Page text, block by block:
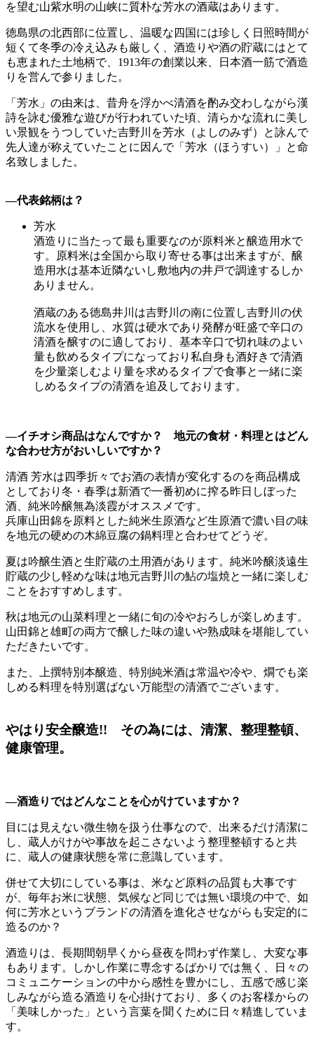
を望む山紫水明の山峡に質朴な芳水の酒蔵はあります。
徳島県の北西部に位置し、温暖な四国には珍しく日照時間が
短くて冬季の冷え込みも厳しく、酒造りや酒の貯蔵にはとて
も恵まれた土地柄で、1913年の創業以来、日本酒一筋で酒造
りを営んで参りました。
「芳水」の由来は、昔舟を浮かべ清酒を酌み交わしながら漢
詩を詠む優雅な遊びが行われていた頃、清らかな流れに美し
い景観をうつしていた吉野川を芳水（よしのみず）と詠んで
先人達が称えていたことに因んで「芳水（ほうすい）」と命
名致しました。
―代表銘柄は？
芳水
酒造りに当たって最も重要なのが原料米と醸造用水で
す。原料米は全国から取り寄せる事は出来ますが、醸
造用水は基本近隣ないし敷地内の井戸で調達するしか
ありません。
酒蔵のある徳島井川は吉野川の南に位置し吉野川の伏
流水を使用し、水質は硬水であり発酵が旺盛で辛口の
清酒を醸すのに適しており、基本辛口で切れ味のよい
量も飲めるタイプになっており私自身も酒好きで清酒
を少量楽しむより量を求めるタイプで食事と一緒に楽
しめるタイプの清酒を追及しております。
―イチオシ商品はなんですか？ 地元の食材・料理とはどん
な合わせ方がおいしいですか？
清酒 芳水は四季折々でお酒の表情が変化するのを商品構成
としており冬・春季は新酒で一番初めに搾る昨日しぼった
酒、純米吟醸無為淡霞がオススメです。
兵庫山田錦を原料とした純米生原酒など生原酒で濃い目の味
を地元の硬めの木綿豆腐の鍋料理と合わせてどうぞ。
夏は吟醸生酒と生貯蔵の土用酒があります。純米吟醸淡遠生
貯蔵の少し軽めな味は地元吉野川の鮎の塩焼と一緒に楽しむ
ことをおすすめします。
秋は地元の山菜料理と一緒に旬の冷やおろしが楽しめます。
山田錦と雄町の両方で醸した味の違いや熟成味を堪能してい
ただきたいです。
また、上撰特別本醸造、特別純米酒は常温や冷や、燗でも楽
しめる料理を特別選ばない万能型の清酒でございます。
やはり安全醸造!! その為には、清潔、整理整頓、
健康管理。
―酒造りではどんなことを心がけていますか？
目には見えない微生物を扱う仕事なので、出来るだけ清潔に
し、蔵人がけがや事故を起こさないよう整理整頓すると共
に、蔵人の健康状態を常に意識しています。
併せて大切にしている事は、米など原料の品質も大事です
が、毎年お米に状態、気候など同じでは無い環境の中で、如
何に芳水というブランドの清酒を進化させながらも安定的に
造るのか？
酒造りは、長期間朝早くから昼夜を問わず作業し、大変な事
もあります。しかし作業に専念するばかりでは無く、日々の
コミュニケーションの中から感性を豊かにし、五感で感じ楽
しみながら造る酒造りを心掛けており、多くのお客様からの
「美味しかった」という言葉を聞くために日々精進していま
す。